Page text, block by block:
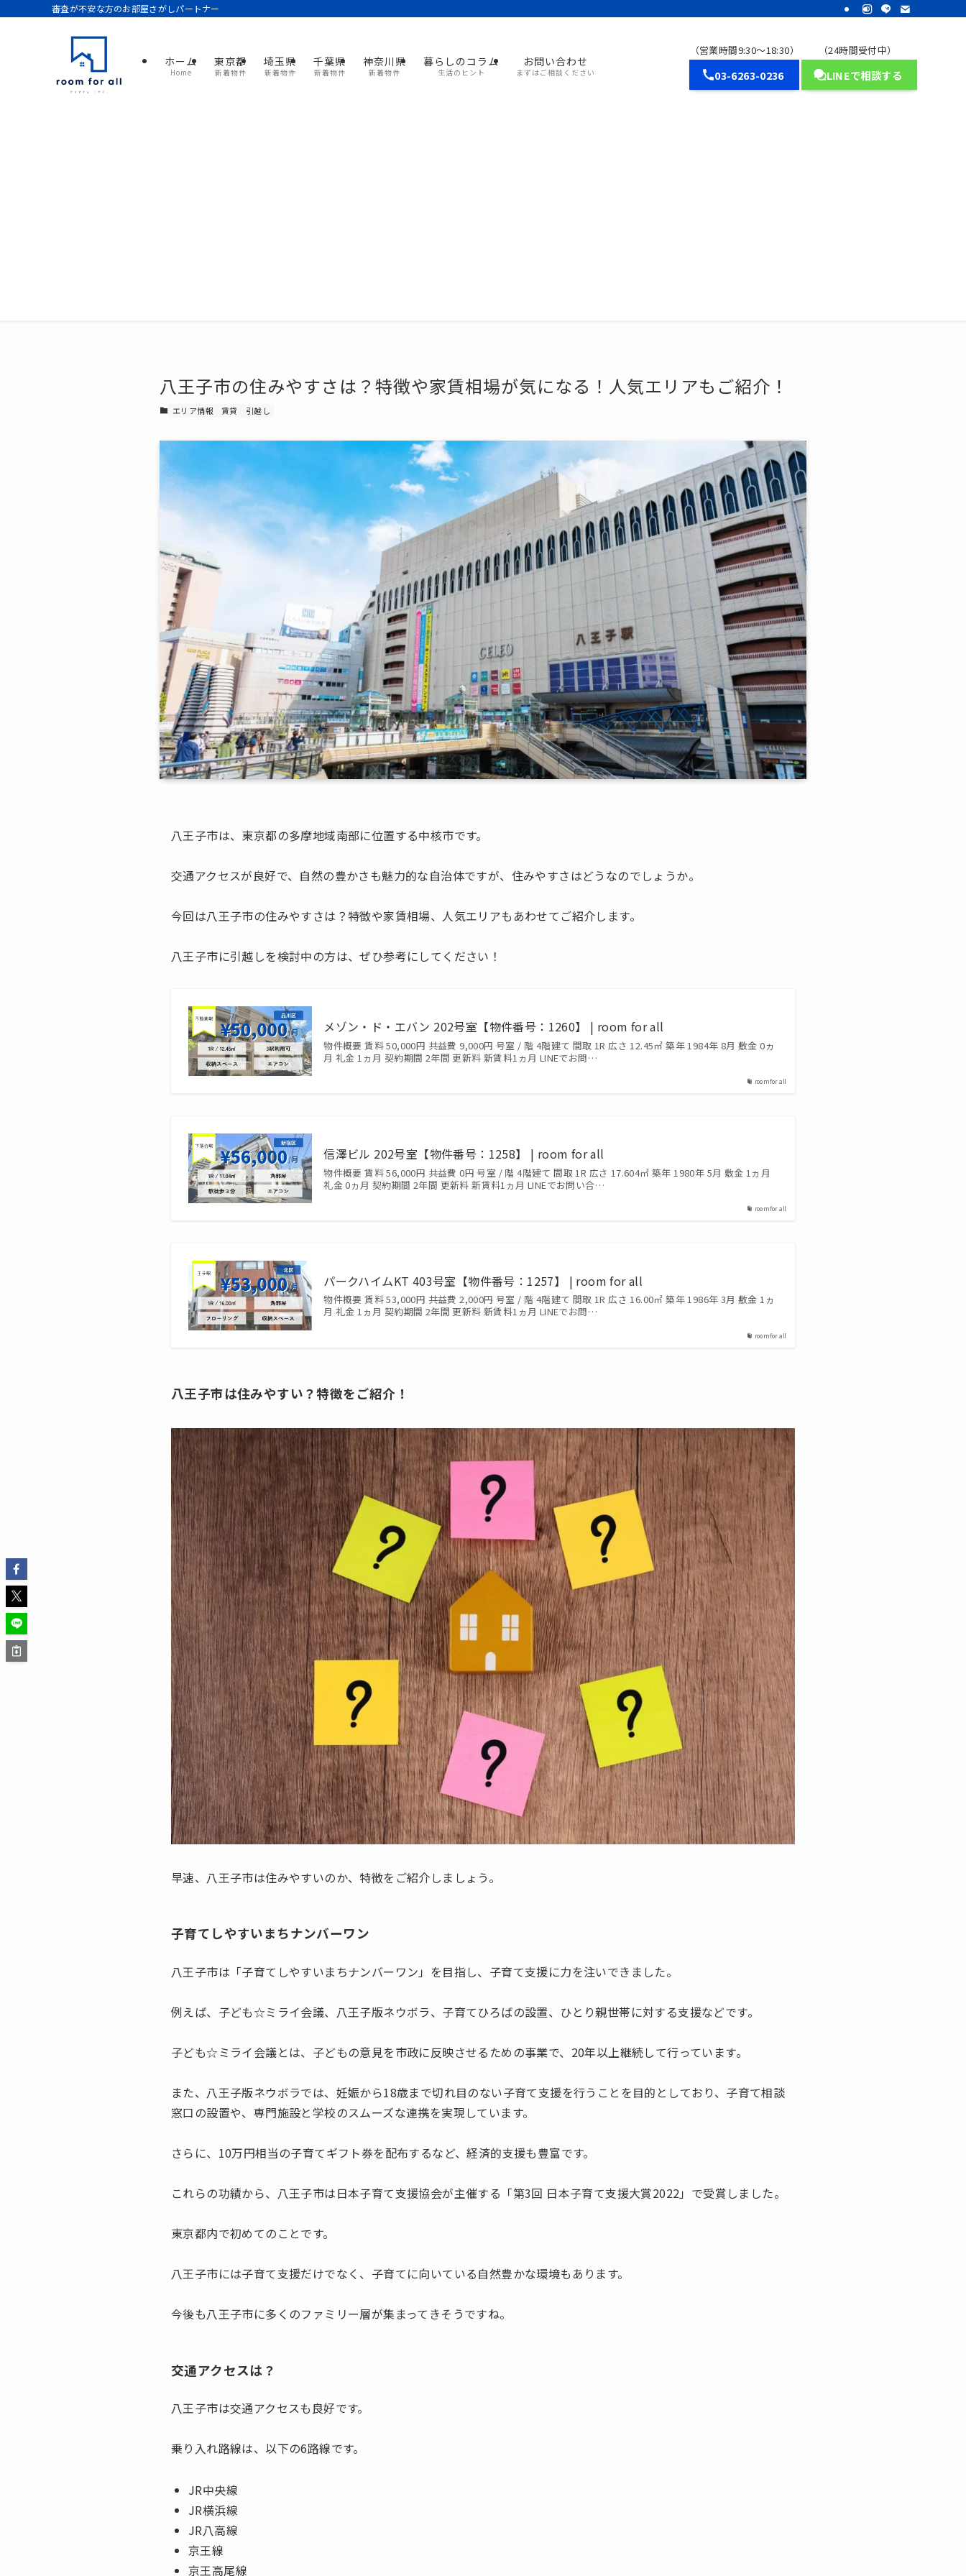
審査が不安な方のお部屋さがしパートナー
ホーム
Home
東京都
新着物件
埼玉県
新着物件
千葉県
新着物件
神奈川県
新着物件
暮らしのコラム
生活のヒント
お問い合わせ
まずはご相談ください
（営業時間9:30～18:30）
03-6263-0236
（24時間受付中）
LINEで相談する
八王子市の住みやすさは？特徴や家賃相場が気になる！人気エリアもご紹介！
エリア情報 賃貸 引越し
八王子市は、東京都の多摩地域南部に位置する中核市です。
交通アクセスが良好で、自然の豊かさも魅力的な自治体ですが、住みやすさはどうなのでしょうか。
今回は八王子市の住みやすさは？特徴や家賃相場、人気エリアもあわせてご紹介します。
八王子市に引越しを検討中の方は、ぜひ参考にしてください！
room for all
メゾン・ド・エバン 202号室【物件番号：1260】 | room for all
物件概要 賃料 50,000円 共益費 9,000円 号室 / 階 4階建て 間取 1R 広さ 12.45㎡ 築年 1984年 8月 敷金 0ヵ
月 礼金 1ヵ月 契約期間 2年間 更新料 新賃料1ヵ月 LINEでお問…
room for all
信澤ビル 202号室【物件番号：1258】 | room for all
物件概要 賃料 56,000円 共益費 0円 号室 / 階 4階建て 間取 1R 広さ 17.604㎡ 築年 1980年 5月 敷金 1ヵ月
礼金 0ヵ月 契約期間 2年間 更新料 新賃料1ヵ月 LINEでお問い合…
room for all
パークハイムKT 403号室【物件番号：1257】 | room for all
物件概要 賃料 53,000円 共益費 2,000円 号室 / 階 4階建て 間取 1R 広さ 16.00㎡ 築年 1986年 3月 敷金 1ヵ
月 礼金 1ヵ月 契約期間 2年間 更新料 新賃料1ヵ月 LINEでお問…
八王子市は住みやすい？特徴をご紹介！
早速、八王子市は住みやすいのか、特徴をご紹介しましょう。
子育てしやすいまちナンバーワン
八王子市は「子育てしやすいまちナンバーワン」を目指し、子育て支援に力を注いできました。
例えば、子ども☆ミライ会議、八王子版ネウボラ、子育てひろばの設置、ひとり親世帯に対する支援などです。
子ども☆ミライ会議とは、子どもの意見を市政に反映させるための事業で、20年以上継続して行っています。
また、八王子版ネウボラでは、妊娠から18歳まで切れ目のない子育て支援を行うことを目的としており、子育て相談
窓口の設置や、専門施設と学校のスムーズな連携を実現しています。
さらに、10万円相当の子育てギフト券を配布するなど、経済的支援も豊富です。
これらの功績から、八王子市は日本子育て支援協会が主催する「第3回 日本子育て支援大賞2022」で受賞しました。
東京都内で初めてのことです。
八王子市には子育て支援だけでなく、子育てに向いている自然豊かな環境もあります。
今後も八王子市に多くのファミリー層が集まってきそうですね。
交通アクセスは？
八王子市は交通アクセスも良好です。
乗り入れ路線は、以下の6路線です。
JR中央線
JR横浜線
JR八高線
京王線
京王高尾線